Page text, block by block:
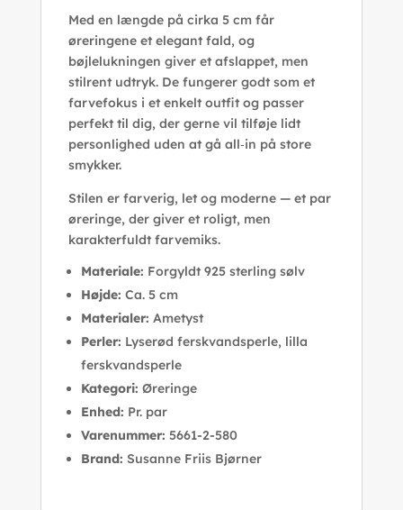
Med en længde på cirka 5 cm får
øreringene et elegant fald, og
bøjlelukningen giver et afslappet, men
stilrent udtryk. De fungerer godt som et
farvefokus i et enkelt outfit og passer
perfekt til dig, der gerne vil tilføje lidt
personlighed uden at gå all‑in på store
smykker.
Stilen er farverig, let og moderne — et par
øreringe, der giver et roligt, men
karakterfuldt farvemiks.
Materiale: Forgyldt 925 sterling sølv
Højde: Ca. 5 cm
Materialer: Ametyst
Perler: Lyserød ferskvandsperle, lilla
ferskvandsperle
Kategori: Øreringe
Enhed: Pr. par
Varenummer: 5661-2-580
Brand: Susanne Friis Bjørner